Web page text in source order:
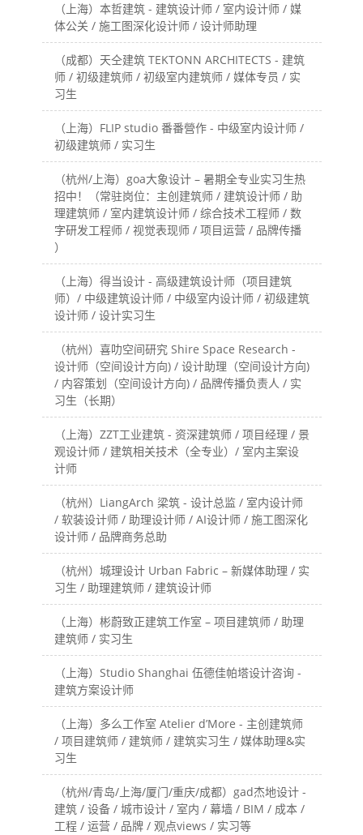
（上海）本哲建筑 - 建筑设计师 / 室内设计师 / 媒
体公关 / 施工图深化设计师 / 设计师助理
（成都）天仝建筑 TEKTONN ARCHITECTS - 建筑
师 / 初级建筑师 / 初级室内建筑师 / 媒体专员 / 实
习生
（上海）FLIP studio 番番營作 - 中级室内设计师 /
初级建筑师 / 实习生
（杭州/上海）goa大象设计 – 暑期全专业实习生热
招中！（常驻岗位：主创建筑师 / 建筑设计师 / 助
理建筑师 / 室内建筑设计师 / 综合技术工程师 / 数
字研发工程师 / 视觉表现师 / 项目运营 / 品牌传播
）
（上海）得当设计 - 高级建筑设计师（项目建筑
师）/ 中级建筑设计师 / 中级室内设计师 / 初级建筑
设计师 / 设计实习生
（杭州）喜叻空间研究 Shire Space Research -
设计师（空间设计方向) / 设计助理（空间设计方向)
/ 内容策划（空间设计方向) / 品牌传播负责人 / 实
习生（长期）
（上海）ZZT工业建筑 - 资深建筑师 / 项目经理 / 景
观设计师 / 建筑相关技术（全专业）/ 室内主案设
计师
（杭州）LiangArch 梁筑 - 设计总监 / 室内设计师
/ 软装设计师 / 助理设计师 / AI设计师 / 施工图深化
设计师 / 品牌商务总助
（杭州）城理设计 Urban Fabric – 新媒体助理 / 实
习生 / 助理建筑师 / 建筑设计师
（上海）彬蔚致正建筑工作室 – 项目建筑师 / 助理
建筑师 / 实习生
（上海）Studio Shanghai 伍德佳帕塔设计咨询 -
建筑方案设计师
（上海）多么工作室 Atelier d’More - 主创建筑师
/ 项目建筑师 / 建筑师 / 建筑实习生 / 媒体助理&实
习生
（杭州/青岛/上海/厦门/重庆/成都）gad杰地设计 -
建筑 / 设备 / 城市设计 / 室内 / 幕墙 / BIM / 成本 /
工程 / 运营 / 品牌 / 观点views / 实习等